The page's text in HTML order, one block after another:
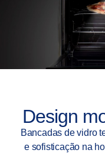
Design
Bancadas de vidro
e sofisticação na